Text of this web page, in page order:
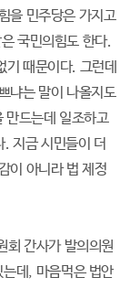
을 민주당은 가지고
국민의힘도 한다.
때문이다. 그런데
냐는 말이 나올지도
만드는데 일조하고
지금 시민들이 더
이 아니라 법 제정
회 간사가 발의의원
는데, 마음먹은 법안